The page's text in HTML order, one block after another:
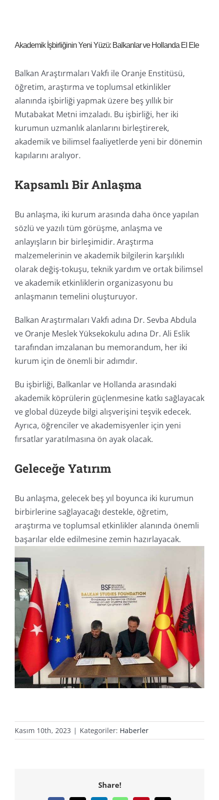
Akademik İşbirliğinin Yeni Yüzü: Balkanlar ve Hollanda El Ele
Balkan Araştırmaları Vakfı ile Oranje Enstitüsü,
öğretim, araştırma ve toplumsal etkinlikler
alanında işbirliği yapmak üzere beş yıllık bir
Mutabakat Metni imzaladı. Bu işbirliği, her iki
kurumun uzmanlık alanlarını birleştirerek,
akademik ve bilimsel faaliyetlerde yeni bir dönemin
kapılarını aralıyor.
Kapsamlı Bir Anlaşma
Bu anlaşma, iki kurum arasında daha önce yapılan
sözlü ve yazılı tüm görüşme, anlaşma ve
anlayışların bir birleşimidir. Araştırma
malzemelerinin ve akademik bilgilerin karşılıklı
olarak değiş-tokuşu, teknik yardım ve ortak bilimsel
ve akademik etkinliklerin organizasyonu bu
anlaşmanın temelini oluşturuyor.
Balkan Araştırmaları Vakfı adına Dr. Sevba Abdula
ve Oranje Meslek Yüksekokulu adına Dr. Ali Eslik
tarafından imzalanan bu memorandum, her iki
kurum için de önemli bir adımdır.
Bu işbirliği, Balkanlar ve Hollanda arasındaki
akademik köprülerin güçlenmesine katkı sağlayacak
ve global düzeyde bilgi alışverişini teşvik edecek.
Ayrıca, öğrenciler ve akademisyenler için yeni
fırsatlar yaratılmasına ön ayak olacak.
Geleceğe Yatırım
Bu anlaşma, gelecek beş yıl boyunca iki kurumun
birbirlerine sağlayacağı destekle, öğretim,
araştırma ve toplumsal etkinlikler alanında önemli
başarılar elde edilmesine zemin hazırlayacak.
Kasım 10th, 2023 | Kategoriler: Haberler
Share!